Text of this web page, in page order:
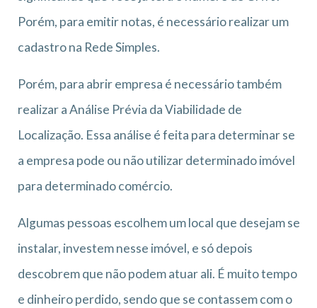
Porém, para emitir notas, é necessário realizar um
cadastro na Rede Simples.
Porém, para abrir empresa é necessário também
realizar a Análise Prévia da Viabilidade de
Localização. Essa análise é feita para determinar se
a empresa pode ou não utilizar determinado imóvel
para determinado comércio.
Algumas pessoas escolhem um local que desejam se
instalar, investem nesse imóvel, e só depois
descobrem que não podem atuar ali. É muito tempo
e dinheiro perdido, sendo que se contassem com o